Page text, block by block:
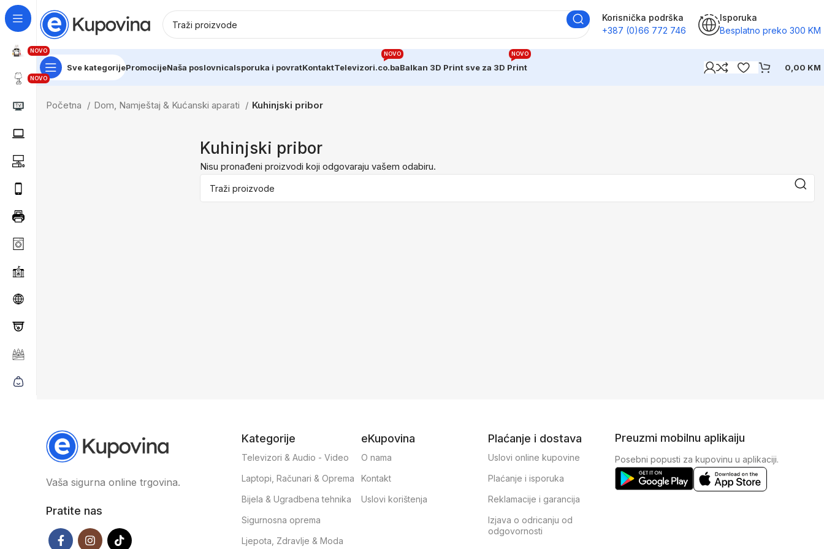
NOVO
NOVO
Korisnička podrška
+387 (0)66 772 746
Isporuka
Besplatno preko 300 KM
Sve kategorijePromocijeNaša poslovnicaIsporuka i povratKontaktTelevizori.co.ba
NOVO
Balkan 3D Print sve za 3D Print
NOVO
0,00 KM
Početna Dom, Namještaj & Kućanski aparati Kuhinjski pribor
Kuhinjski pribor
Nisu pronađeni proizvodi koji odgovaraju vašem odabiru.
Vaša sigurna online trgovina.
Pratite nas
Kategorije
Televizori & Audio - Video
Laptopi, Računari & Oprema
Bijela & Ugradbena tehnika
Sigurnosna oprema
Ljepota, Zdravlje & Moda
eKupovina
O nama
Kontakt
Uslovi korištenja
Plaćanje i dostava
Uslovi online kupovine
Plaćanje i isporuka
Reklamacije i garancija
Izjava o odricanju od
odgovornosti
Preuzmi mobilnu aplikaiju
Posebni popusti za kupovinu u aplikaciji.